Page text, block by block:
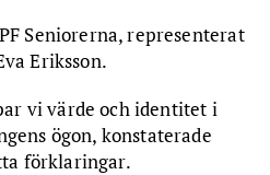
Seniorerna, representerat
Eriksson.
vi värde och identitet i
ögon, konstaterade
förklaringar.